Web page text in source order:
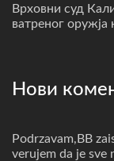
Врховни суд
ватреног оружја
Нови
Podrzavam,BB
verujem da je sve